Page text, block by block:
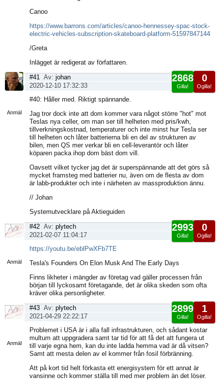
Canoo
https://www.barrons.com/articles/canoo-hennessey-spac-stock-
electric-vehicles-subscription-skateboard-platform-51597847144
/Greta
Inlägget är redigerat av författaren.
Anmäl
0
Ogilla!
2868
Gilla!
#41 Av: johan
2020-12-10 17:32:33
#40: Håller med. Riktigt spännande.
Jag tror dock inte att dom kommer vara något större "hot" mot
Teslas nya celler, om man ser till helheten med pris/kwh,
tillverkningskostnad, temperaturer och inte minst hur Tesla ser
till helheten och låter batterierna bli en del av strukturen av
bilen, men QS mer verkar bli en cell-leverantör och låter
köparen packa ihop dom bäst dom vill.
Oavsett vilket tycker jag det är superspännande att det görs så
mycket framsteg med batterier nu, även om de flesta av dom
är labb-produkter och inte i närheten av massproduktion ännu.
// Johan
Systemutvecklare på Aktieguiden
Anmäl
0
Ogilla!
2993
Gilla!
#42 Av: plytech
2021-02-07 11:04:17
https://youtu.be/eblPwXFb7TE
Tesla's Founders On Elon Musk And The Early Days
Finns likheter i mängder av företag vad gäller processen från
början till lyckosamt företagande, det är olika skeden som ofta
kräver olika personligheter.
Anmäl
1
Ogilla!
2899
Gilla!
#43 Av: plytech
2021-04-29 22:22:17
Problemet i USA är i alla fall infrastrukturen, och sådant kostar
multum att uppgradera samt tar tid för att få det att fungera ut
till varje egna hem, kan du inte ladda hemma vad är då vitsen?
Samt att mesta delen av el kommer från fosil förbränning.
Att på kort tid helt förkasta ett energisystem för ett annat är
vansinne och kommer ställa till med mer problem än det löser.